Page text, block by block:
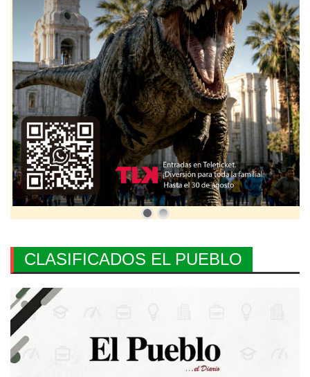
CLASIFICADOS EL PUEBLO